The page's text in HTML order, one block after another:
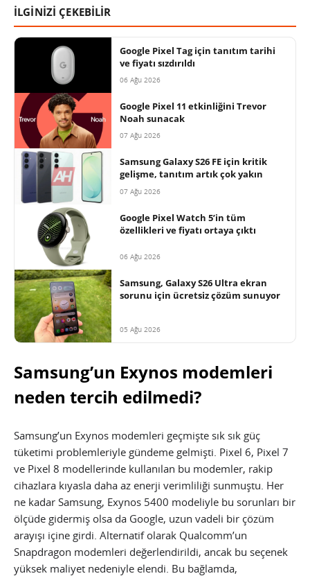
İLGİNİZİ ÇEKEBİLİR
Google Pixel Tag için tanıtım tarihi
ve fiyatı sızdırıldı
06 Ağu 2026
Google Pixel 11 etkinliğini Trevor
Noah sunacak
07 Ağu 2026
Samsung Galaxy S26 FE için kritik
gelişme, tanıtım artık çok yakın
07 Ağu 2026
Google Pixel Watch 5’in tüm
özellikleri ve fiyatı ortaya çıktı
06 Ağu 2026
Samsung, Galaxy S26 Ultra ekran
sorunu için ücretsiz çözüm sunuyor
05 Ağu 2026
Samsung’un Exynos modemleri
neden tercih edilmedi?
Samsung’un Exynos modemleri geçmişte sık sık güç
tüketimi problemleriyle gündeme gelmişti. Pixel 6, Pixel 7
ve Pixel 8 modellerinde kullanılan bu modemler, rakip
cihazlara kıyasla daha az enerji verimliliği sunmuştu. Her
ne kadar Samsung, Exynos 5400 modeliyle bu sorunları bir
ölçüde gidermiş olsa da Google, uzun vadeli bir çözüm
arayışı içine girdi. Alternatif olarak Qualcomm’un
Snapdragon modemleri değerlendirildi, ancak bu seçenek
yüksek maliyet nedeniyle elendi. Bu bağlamda,